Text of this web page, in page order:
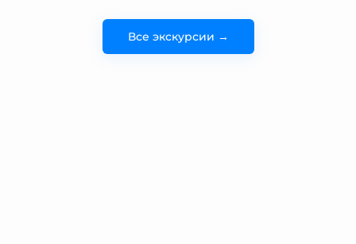
Все экскурсии →